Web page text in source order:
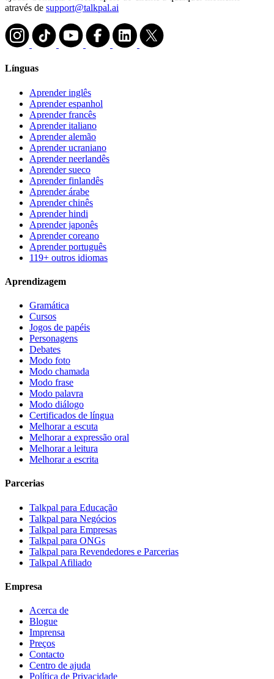
através de support@talkpal.ai
Línguas
Aprender inglês
Aprender espanhol
Aprender francês
Aprender italiano
Aprender alemão
Aprender ucraniano
Aprender neerlandês
Aprender sueco
Aprender finlandês
Aprender árabe
Aprender chinês
Aprender hindi
Aprender japonês
Aprender coreano
Aprender português
119+ outros idiomas
Aprendizagem
Gramática
Cursos
Jogos de papéis
Personagens
Debates
Modo foto
Modo chamada
Modo frase
Modo palavra
Modo diálogo
Certificados de língua
Melhorar a escuta
Melhorar a expressão oral
Melhorar a leitura
Melhorar a escrita
Parcerias
Talkpal para Educação
Talkpal para Negócios
Talkpal para Empresas
Talkpal para ONGs
Talkpal para Revendedores e Parcerias
Talkpal Afiliado
Empresa
Acerca de
Blogue
Imprensa
Preços
Contacto
Centro de ajuda
Política de Privacidade